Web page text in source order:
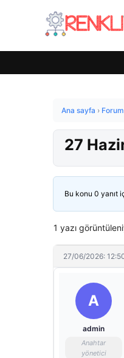
Ana sayfa ›
27
Bu konu 0 yanıt
1 yazı
27/06/2026:
A
admin
Anahtar
yönetici